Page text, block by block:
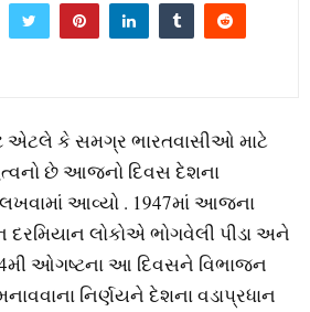
કે સમગ્ર ભારતવાસીઓ માટે
છે આજનો દિવસ દેશના
આવ્યો . 1947માં આજના
દરમિયાન લોકોએ ભોગવેલી પીડા અને
ઓગષ્ટના આ દિવસને વિભાજન
નિર્ણયને દેશના વડાપ્રધાન